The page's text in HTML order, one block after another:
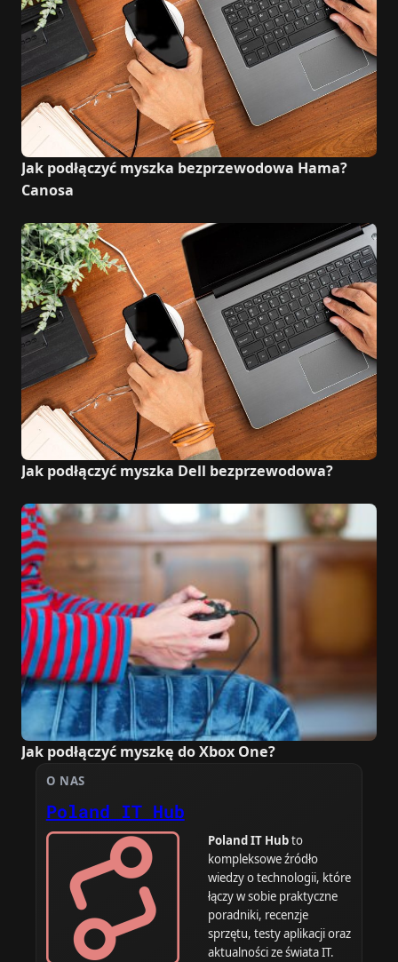
Jak podłączyć myszka bezprzewodowa Hama?
Canosa
Jak podłączyć myszka Dell bezprzewodowa?
Jak podłączyć myszkę do Xbox One?
O NAS
Poland IT Hub
Poland IT Hubto
kompleksowe źródło
wiedzy o technologii, które
łączy w sobie praktyczne
poradniki, recenzje
sprzętu, testy aplikacji oraz
aktualności ze świata IT.